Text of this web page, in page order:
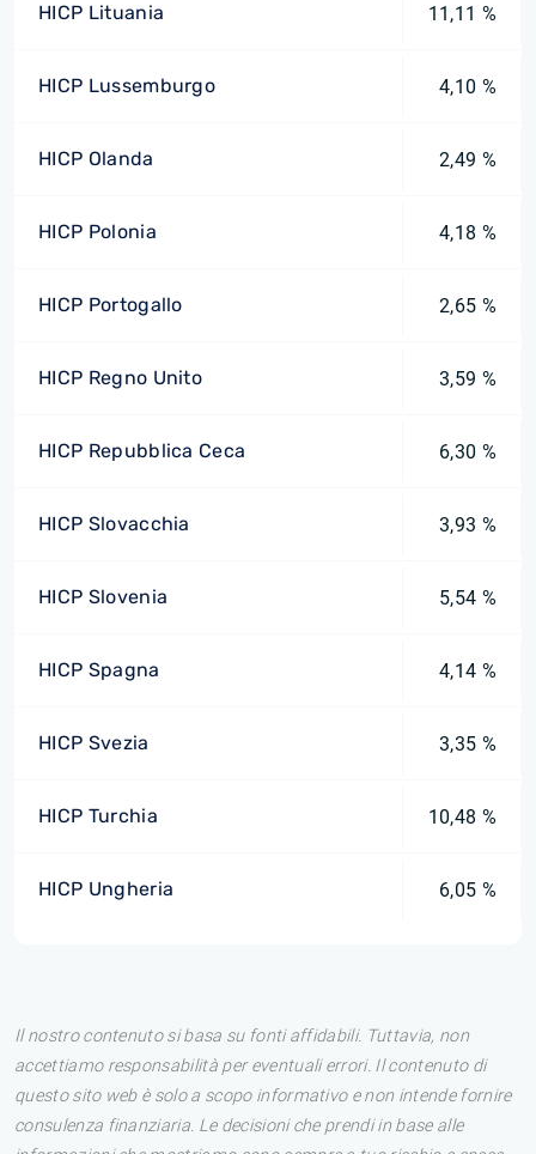
HICP Lituania 11,11 %
HICP Lussemburgo 4,10 %
HICP Olanda 2,49 %
HICP Polonia 4,18 %
HICP Portogallo 2,65 %
HICP Regno Unito 3,59 %
HICP Repubblica Ceca 6,30 %
HICP Slovacchia 3,93 %
HICP Slovenia 5,54 %
HICP Spagna 4,14 %
HICP Svezia 3,35 %
HICP Turchia 10,48 %
HICP Ungheria 6,05 %
Il nostro contenuto si basa su fonti affidabili. Tuttavia, non
accettiamo responsabilità per eventuali errori. Il contenuto di
questo sito web è solo a scopo informativo e non intende fornire
consulenza finanziaria. Le decisioni che prendi in base alle